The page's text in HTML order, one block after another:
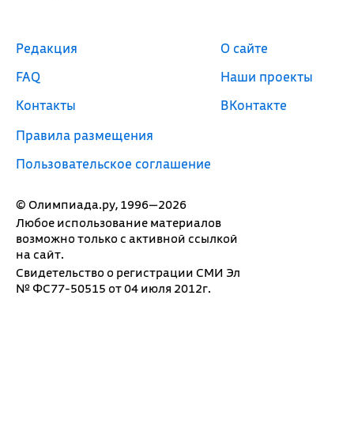
© Олимпиада.ру, 1996—2026
Любое использование материалов
возможно только с активной ссылкой
на сайт.
Свидетельство о регистрации СМИ Эл
№ ФС77-50515 от 04 июля 2012г.
Редакция
FAQ
Контакты
Правила размещения
Пользовательское соглашение
О сайте
Наши проекты
ВКонтакте